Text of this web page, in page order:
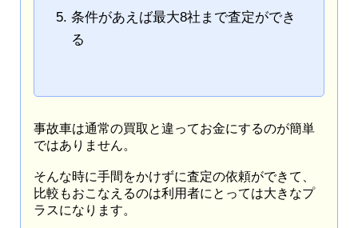
条件があえば最大8社まで査定ができ
る
事故車は通常の買取と違ってお金にするのが簡単
ではありません。
そんな時に手間をかけずに査定の依頼ができて、
比較もおこなえるのは利用者にとっては大きなプ
ラスになります。